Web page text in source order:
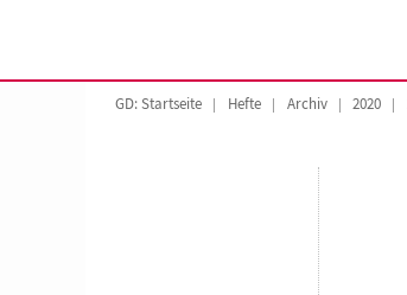
GD: Startseite Hefte Archiv 2020